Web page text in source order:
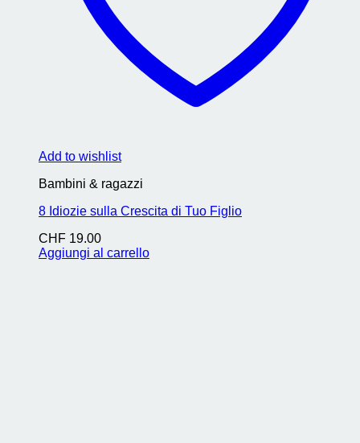
Add to wishlist
Bambini & ragazzi
8 Idiozie sulla Crescita di Tuo Figlio
CHF 19.00
Aggiungi al carrello